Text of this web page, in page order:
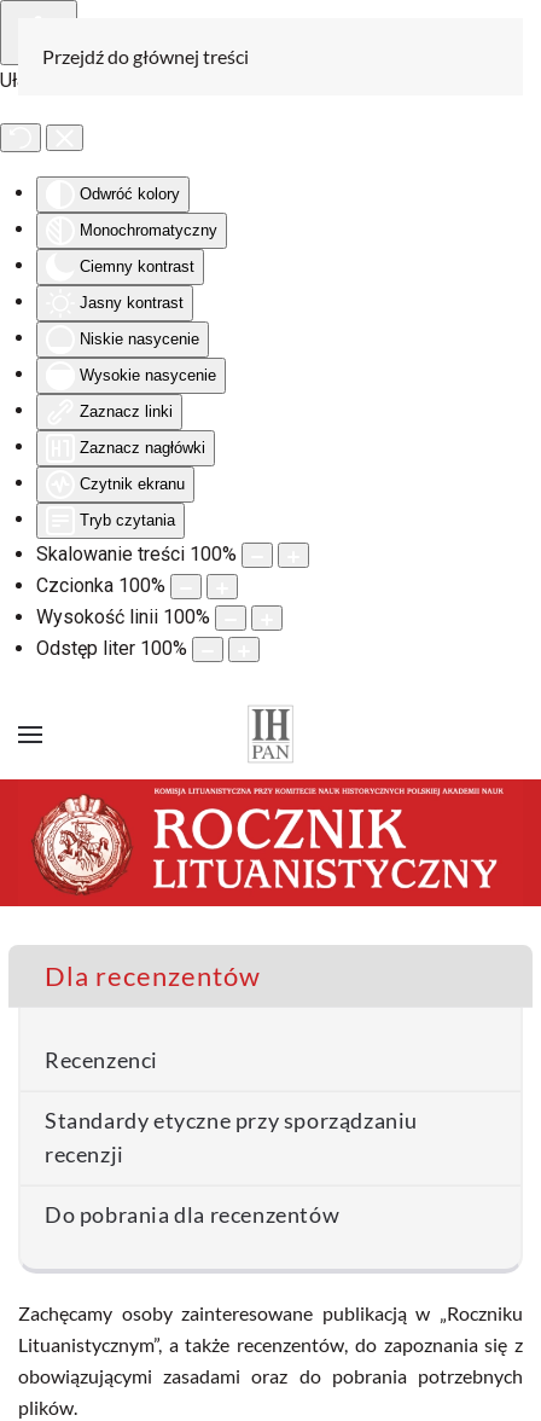
Ułatwienia dostępu
Odwróć kolory
Monochromatyczny
Ciemny kontrast
Jasny kontrast
Niskie nasycenie
Wysokie nasycenie
Zaznacz linki
Zaznacz nagłówki
Czytnik ekranu
Tryb czytania
Skalowanie treści 100%
Czcionka 100%
Wysokość linii 100%
Odstęp liter 100%
Przejdź do głównej treści
Dla recenzentów
Recenzenci
Standardy etyczne przy sporządzaniu
recenzji
Do pobrania dla recenzentów
Zachęcamy osoby zainteresowane publikacją w „Roczniku
Lituanistycznym”, a także recenzentów, do zapoznania się z
obowiązującymi zasadami oraz do pobrania potrzebnych
plików.